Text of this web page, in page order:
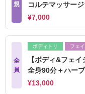
規
コルテマッサー
¥7,000
全
員
ボディトリ フェ
【ボディ&フェ
全身90分＋ハー
¥13,000